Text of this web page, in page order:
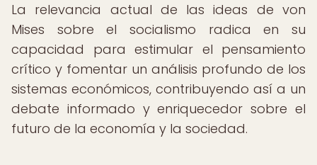
La relevancia actual de las ideas de von
Mises sobre el socialismo radica en su
capacidad para estimular el pensamiento
crítico y fomentar un análisis profundo de los
sistemas económicos, contribuyendo así a un
debate informado y enriquecedor sobre el
futuro de la economía y la sociedad.